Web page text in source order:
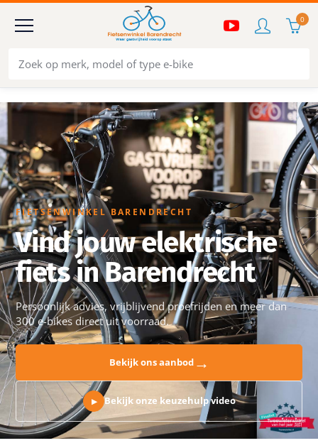
0
FIETSENWINKEL BARENDRECHT
Vind jouw elektrische
fiets in Barendrecht
Persoonlijk advies, vrijblijvend proefrijden en meer dan
300 e-bikes direct uit voorraad.
Bekijk ons aanbod→
▶ Bekijk onze keuzehulp video